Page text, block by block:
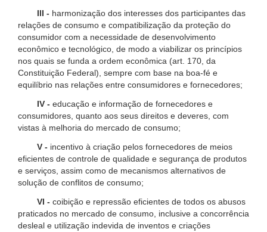
III - harmonização dos interesses dos participantes das
relações de consumo e compatibilização da proteção do
consumidor com a necessidade de desenvolvimento
econômico e tecnológico, de modo a viabilizar os princípios
nos quais se funda a ordem econômica (art. 170, da
Constituição Federal), sempre com base na boa-fé e
equilíbrio nas relações entre consumidores e fornecedores;
IV - educação e informação de fornecedores e
consumidores, quanto aos seus direitos e deveres, com
vistas à melhoria do mercado de consumo;
V - incentivo à criação pelos fornecedores de meios
eficientes de controle de qualidade e segurança de produtos
e serviços, assim como de mecanismos alternativos de
solução de conflitos de consumo;
VI - coibição e repressão eficientes de todos os abusos
praticados no mercado de consumo, inclusive a concorrência
desleal e utilização indevida de inventos e criações